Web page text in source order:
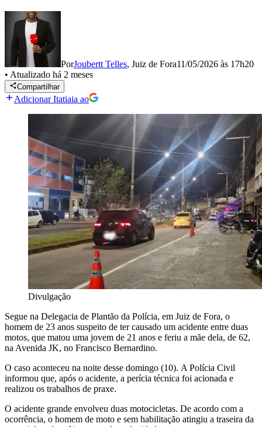
PorJoubertt Telles, Juiz de Fora11/05/2026 às 17h20
• Atualizado há 2 meses
Compartilhar
Adicionar Itatiaia ao
Divulgação
Segue na Delegacia de Plantão da Polícia, em Juiz de Fora, o
homem de 23 anos suspeito de ter causado um acidente entre duas
motos, que matou uma jovem de 21 anos e feriu a mãe dela, de 62,
na Avenida JK, no Francisco Bernardino.
O caso aconteceu na noite desse domingo (10). A Polícia Civil
informou que, após o acidente, a perícia técnica foi acionada e
realizou os trabalhos de praxe.
O acidente grande envolveu duas motocicletas. De acordo com a
ocorrência, o homem de moto e sem habilitação atingiu a traseira da